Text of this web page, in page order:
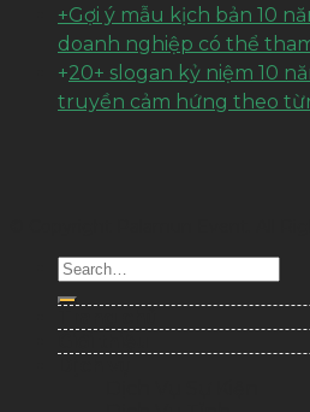
+Gợi ý mẫu kịch bản 10
doanh nghiệp có thể
+20+ slogan kỷ niệm 10
truyền cảm hứng theo